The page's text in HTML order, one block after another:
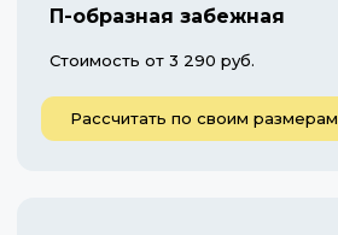
П-образная забежная
Стоимость от 3 290 руб.
Рассчитать по своим размерам